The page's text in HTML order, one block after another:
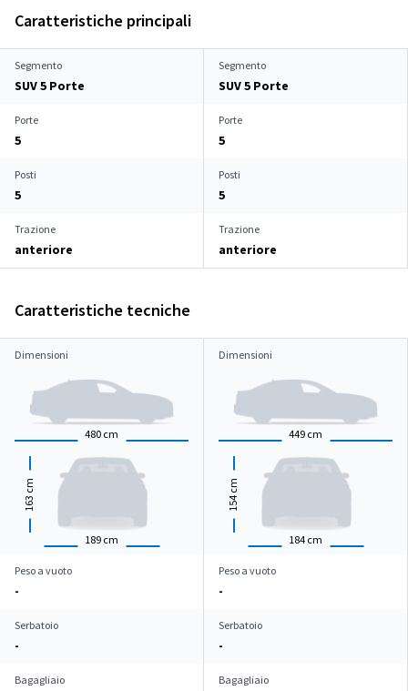
Caratteristiche principali
Segmento
SUV 5 Porte
Segmento
SUV 5 Porte
Porte
5
Porte
5
Posti
5
Posti
5
Trazione
anteriore
Trazione
anteriore
Caratteristiche tecniche
Dimensioni
480 cm
189 cm
163
cm
Dimensioni
449 cm
184 cm
154
cm
Peso a vuoto
-
Peso a vuoto
-
Serbatoio
-
Serbatoio
-
Bagagliaio Bagagliaio